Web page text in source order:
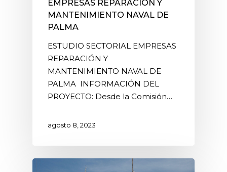
EMPRESAS REPARACIÓN Y
MANTENIMIENTO NAVAL DE
PALMA
ESTUDIO SECTORIAL EMPRESAS
REPARACIÓN Y
MANTENIMIENTO NAVAL DE
PALMA INFORMACIÓN DEL
PROYECTO: Desde la Comisión…
agosto 8, 2023